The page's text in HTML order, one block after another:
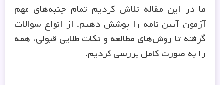
ما در این مقاله تلاش کردیم تمام جنبه‌های مهم
آزمون آیین نامه را پوشش دهیم. از انواع سوالات
گرفته تا روش‌های مطالعه و نکات طلایی قبولی، همه
را به صورت کامل بررسی کردیم.